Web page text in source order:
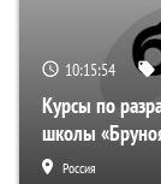
10:15:53
Курсы по
школы
Россия